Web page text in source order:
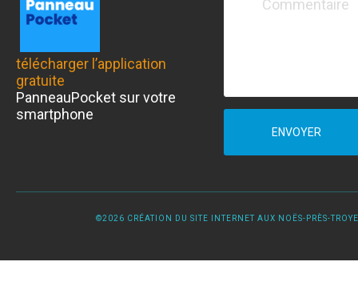
télécharger l’application
gratuite
PanneauPocket sur votre
smartphone
ENVOYER
©2026 CRÉATION DU SITE INTERNET AUX NOËS-PRÈS-